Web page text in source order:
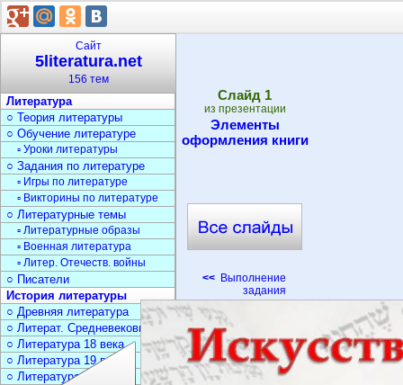
Cлайд 1
из презентации
Элементы
оформления книги
<< Выполнение
задания
Сайт
5literatura.net
156 тем
Литература
○ Теория литературы
○ Обучение литературе
▫ Уроки литературы
○ Задания по литературе
▫ Игры по литературе
▫ Викторины по литературе
○ Литературные темы
▫ Литературные образы
▫ Военная литература
▫ Литер. Отечеств. войны
○ Писатели
История литературы
○ Древняя литература
○ Литерат. Средневековья
○ Литература 18 века
○ Литература 19 века
○ Литература 20 века